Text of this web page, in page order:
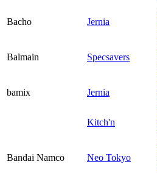
Bacho Jernia
Balmain Specsavers
bamix Jernia
Kitch'n
Bandai Namco Neo Tokyo